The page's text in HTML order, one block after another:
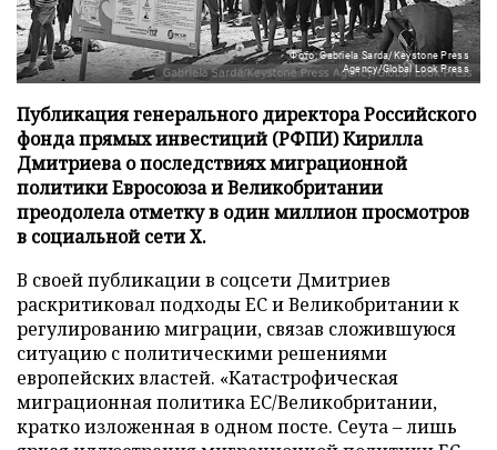
Фото: Gabriela Sarda/Keystone Press
Agency/Global Look Press
Публикация генерального директора Российского
фонда прямых инвестиций (РФПИ) Кирилла
Дмитриева о последствиях миграционной
политики Евросоюза и Великобритании
преодолела отметку в один миллион просмотров
в социальной сети X.
В своей публикации в соцсети Дмитриев
раскритиковал подходы ЕС и Великобритании к
регулированию миграции, связав сложившуюся
ситуацию с политическими решениями
европейских властей. «Катастрофическая
миграционная политика ЕС/Великобритании,
кратко изложенная в одном посте. Сеута – лишь